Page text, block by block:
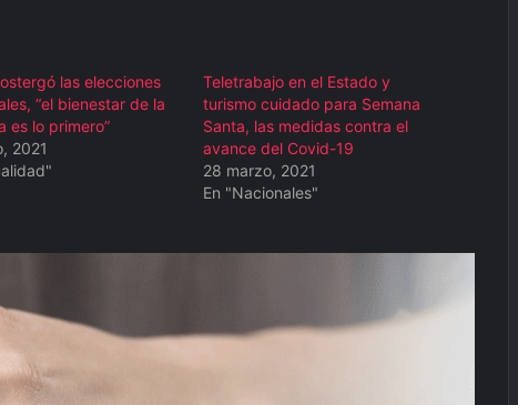
las elecciones
“el bienestar de la
es lo primero”
2021
Teletrabajo en el Estado y
turismo cuidado para Semana
Santa, las medidas contra el
avance del Covid-19
28 marzo, 2021
En "Nacionales"